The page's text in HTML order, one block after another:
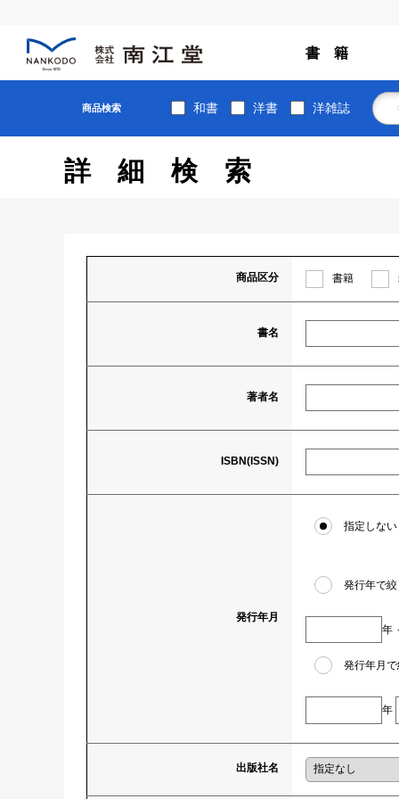
書 籍
商品検索 和書 洋書 洋雑誌
詳細検索
商品区分 書籍
書名
著者名
ISBN(ISSN)
発行年月
指定しない
発行年で
年
発行年月
年
出版社名